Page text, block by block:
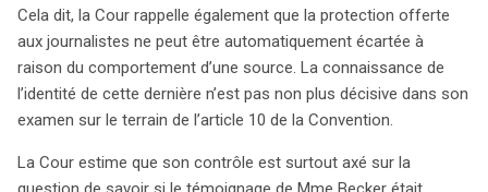
Cela dit, la Cour rappelle également que la protection offerte
aux journalistes ne peut être automatiquement écartée à
raison du comportement d’une source. La connaissance de
l’identité de cette dernière n’est pas non plus décisive dans son
examen sur le terrain de l’article 10 de la Convention.
La Cour estime que son contrôle est surtout axé sur la